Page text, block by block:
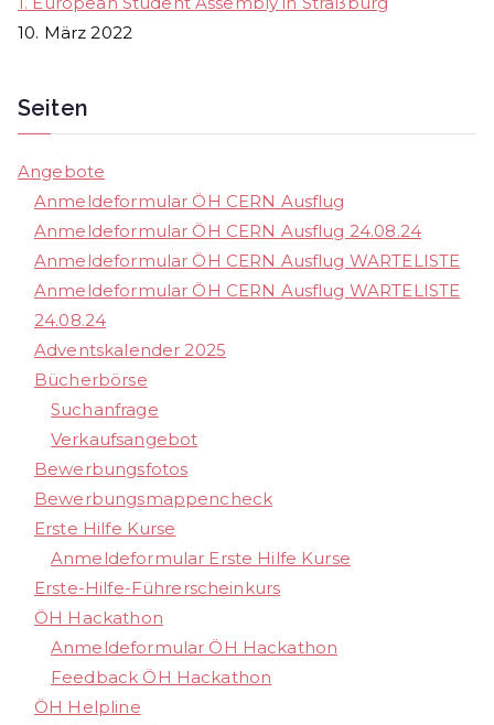
10. März 2022
Seiten
Angebote
Anmeldeformular ÖH CERN Ausflug
Anmeldeformular ÖH CERN Ausflug 24.08.24
Anmeldeformular ÖH CERN Ausflug WARTELISTE
Anmeldeformular ÖH CERN Ausflug WARTELISTE
24.08.24
Adventskalender 2025
Bücherbörse
Suchanfrage
Verkaufsangebot
Bewerbungsfotos
Bewerbungsmappencheck
Erste Hilfe Kurse
Anmeldeformular Erste Hilfe Kurse
Erste-Hilfe-Führerscheinkurs
ÖH Hackathon
Anmeldeformular ÖH Hackathon
Feedback ÖH Hackathon
ÖH Helpline